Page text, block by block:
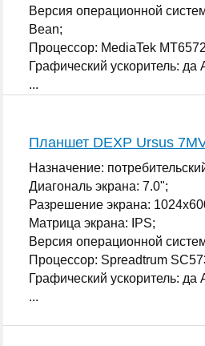
Версия операционной
Bean;
Процессор: MediaTek
Графический ускоритель: да
...
Планшет DEXP Ursus
Назначение:
Диагональ экрана: 7.0";
Разрешение экрана:
Матрица экрана: IPS;
Версия операционной
Процессор: Spreadtrum
Графический ускоритель: да
...